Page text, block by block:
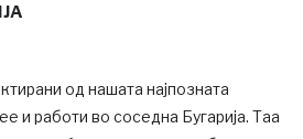
од нашата најпозната
и работи во соседна Бугарија. Таа